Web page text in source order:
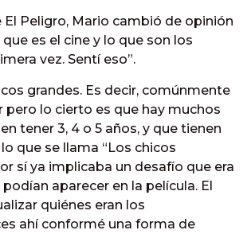
Peligro, Mario cambió de opinión
es el cine y lo que son los
vez. Sentí eso”.
grandes. Es decir, comúnmente
lo cierto es que hay muchos
tener 3, 4 o 5 años, y que tienen
que se llama “Los chicos
sí ya implicaba un desafío que era
aparecer en la película. El
quiénes eran los
ahí conformé una forma de